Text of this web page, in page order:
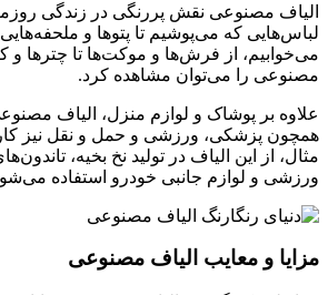
الیاف مصنوعی نقش پررنگی در زندگی
لباس‌هایی که می‌پوشیم تا پتوها و
می‌خوابیم، از فرش‌ها و موکت‌ها تا چترها و
مصنوعی را می‌توان مشاهده کرد.
علاوه بر پوشاک و لوازم منزل، الیاف
همچون پزشکی، ورزشی و حمل و نقل نیز
مثال، از این الیاف در تولید نخ بخیه،
ورزشی و لوازم جانبی خودرو استفاده
مزایا و معایب الیاف مصنوعی